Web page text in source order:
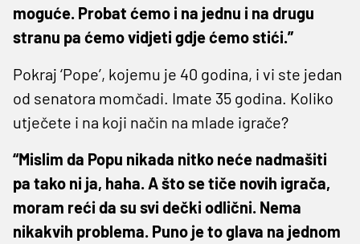
moguće. Probat ćemo i na jednu i na drugu
stranu pa ćemo vidjeti gdje ćemo stići.”
Pokraj ‘Pope’, kojemu je 40 godina, i vi ste jedan
od senatora momčadi. Imate 35 godina. Koliko
utječete i na koji način na mlade igrače?
“Mislim da Popu nikada nitko neće nadmašiti
pa tako ni ja, haha. A što se tiče novih igrača,
moram reći da su svi dečki odlični. Nema
nikakvih problema. Puno je to glava na jednom